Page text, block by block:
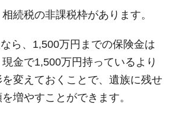
続税の非課税枠があります。
ら、1,500万円までの保険金は
金で1,500万円持っているより
変えておくことで、遺族に残せ
増やすことができます。